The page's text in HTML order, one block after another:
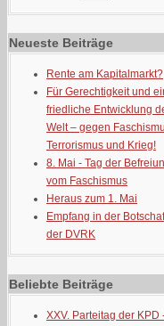
Neueste Beiträge
Rente am Kapitalmarkt?
Für Gerechtigkeit und
friedliche Entwicklung
Welt – gegen
Terrorismus und Krieg!
8. Mai - Tag der
vom Faschismus
Heraus zum 1. Mai
Empfang in der
der DVRK
Beliebte Beiträge
XXV. Parteitag der KPD